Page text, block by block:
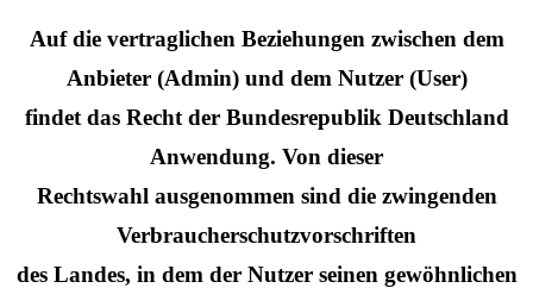
Auf die vertraglichen Beziehungen zwischen dem
Anbieter (Admin) und dem Nutzer (User)
findet das Recht der Bundesrepublik Deutschland
Anwendung. Von dieser
Rechtswahl ausgenommen sind die zwingenden
Verbraucherschutzvorschriften
des Landes, in dem der Nutzer seinen gewöhnlichen